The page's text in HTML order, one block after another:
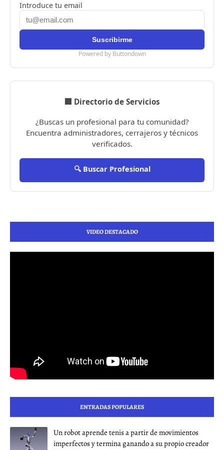
Introduce tu email
Powered by Buttondown
🏢 Directorio de Servicios
¿Buscas un profesional para tu comunidad?
Encuentra administradores, cerrajeros y técnicos
verificados.
🔍 Buscar Profesional
VIDEO DESTACADO
ENTRADAS POPULARES
Un robot aprende tenis a partir de movimientos
imperfectos y termina ganando a su propio creador